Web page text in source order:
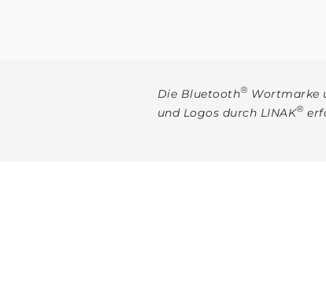
Die Bluetooth® Wortmarke
und Logos durch LINAK®